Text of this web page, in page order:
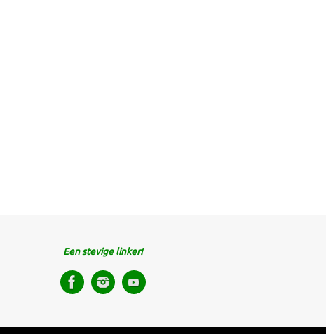
Een stevige linker!